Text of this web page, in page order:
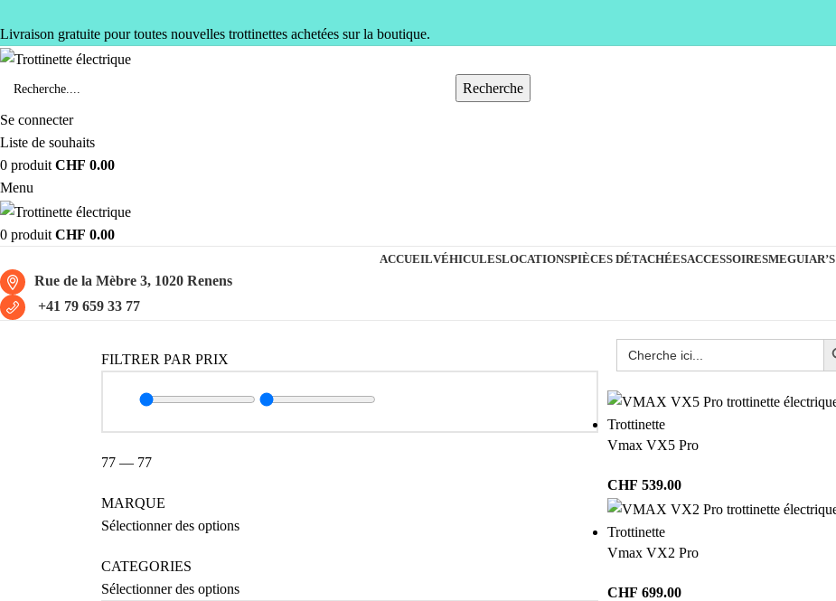
Livraison gratuite pour toutes nouvelles trottinettes achetées sur la boutique.
Recherche
Se connecter
Liste de souhaits
0 produit CHF 0.00
Menu
0 produit CHF 0.00
ACCUEILVÉHICULESLOCATIONSPIÈCES DÉTACHÉESACCESSOIRESMEGUIAR’S
Rue de la Mèbre 3, 1020 Renens
+41 79 659 33 77
FILTRER PAR PRIX
77 — 77
MARQUE
Sélectionner des options
CATEGORIES
Sélectionner des options
Trottinette
Vmax VX5 Pro
CHF 539.00
Trottinette
Vmax VX2 Pro
CHF 699.00